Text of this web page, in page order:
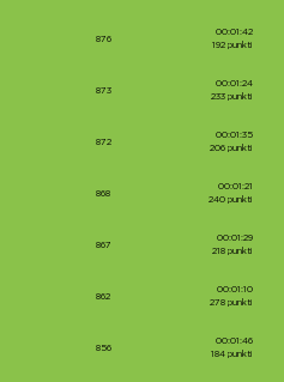
876
00:01:42
192 punkti
873
00:01:24
233 punkti
872
00:01:35
206 punkti
868
00:01:21
240 punkti
867
00:01:29
218 punkti
862
00:01:10
278 punkti
856
00:01:46
184 punkti